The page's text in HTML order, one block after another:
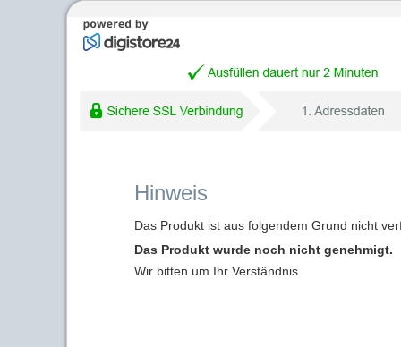
Hinweis
Das Produkt ist aus folgendem Grund nicht
Das Produkt wurde noch nicht genehmigt.
Wir bitten um Ihr Verständnis.